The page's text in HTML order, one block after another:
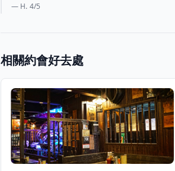
— H. 4/5
相關約會好去處